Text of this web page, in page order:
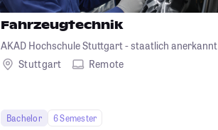
Fahrzeugtechnik
AKAD Hochschule Stuttgart - staatlich anerkannt
Stuttgart
Remote
Bachelor
6 Semester